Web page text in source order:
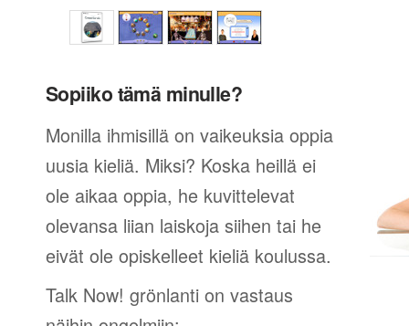
Sopiiko tämä minulle?
Monilla ihmisillä on vaikeuksia oppia
uusia kieliä. Miksi? Koska heillä ei
ole aikaa oppia, he kuvittelevat
olevansa liian laiskoja siihen tai he
eivät ole opiskelleet kieliä koulussa.
Talk Now! grönlanti on vastaus